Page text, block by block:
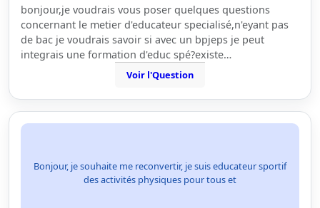
bonjour,je voudrais vous poser quelques questions
concernant le metier d'educateur specialisé,n'eyant pas
de bac je voudrais savoir si avec un bpjeps je peut
integrais une formation d'educ spé?existe…
Voir l'Question
Bonjour, je souhaite me reconvertir, je suis educateur sportif
des activités physiques pour tous et